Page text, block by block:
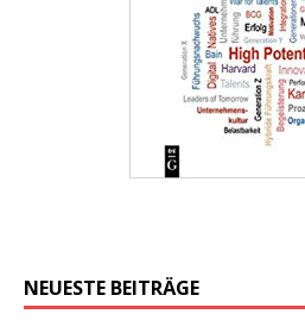
NEUESTE BEITRÄGE